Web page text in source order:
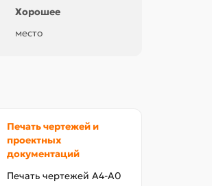
Хорошее
место
Печать чертежей и
проектных
документаций
Печать чертежей А4-А0